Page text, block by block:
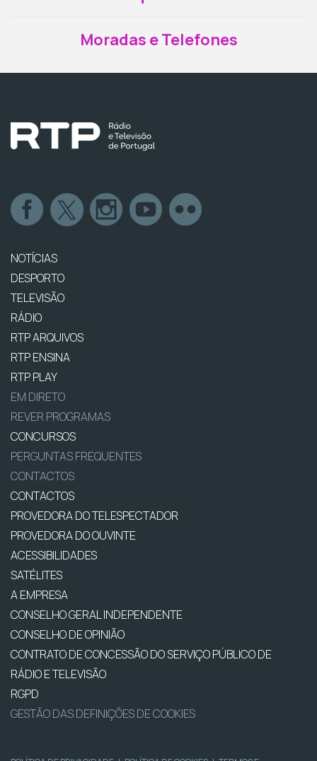
Moradas e Telefones
NOTÍCIAS
DESPORTO
TELEVISÃO
RÁDIO
RTP ARQUIVOS
RTP ENSINA
RTP PLAY
EM DIRETO
REVER PROGRAMAS
CONCURSOS
PERGUNTAS FREQUENTES
CONTACTOS
CONTACTOS
PROVEDORA DO TELESPECTADOR
PROVEDORA DO OUVINTE
ACESSIBILIDADES
SATÉLITES
A EMPRESA
CONSELHO GERAL INDEPENDENTE
CONSELHO DE OPINIÃO
CONTRATO DE CONCESSÃO DO SERVIÇO PÚBLICO DE
RÁDIO E TELEVISÃO
RGPD
GESTÃO DAS DEFINIÇÕES DE COOKIES